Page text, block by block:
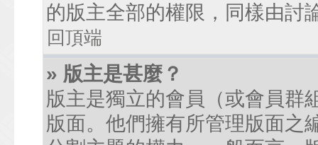
的版主全部的權限，同樣由討
回頂端
» 版主是甚麼？
版主是獨立的會員（或會員群
版面。他們擁有所管理版面之